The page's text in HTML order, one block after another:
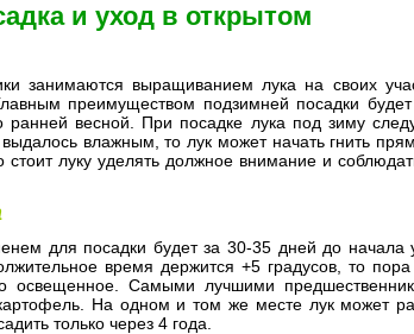
и уход в открытом
занимаются выращиванием лука на своих
преимуществом подзимней посадки
ранней весной. При посадке лука под зиму
влажным, то лук может начать гнить
стоит луку уделять должное внимание и
для посадки будет за 30-35 дней до начала
время держится +5 градусов, то
освещенное. Самыми лучшими
На одном и том же месте лук может
только через 4 года.